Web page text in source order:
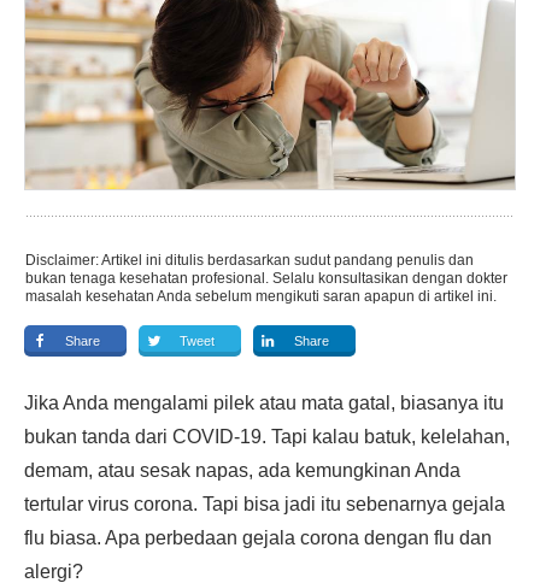
Disclaimer: Artikel ini ditulis berdasarkan sudut pandang penulis dan
bukan tenaga kesehatan profesional. Selalu konsultasikan dengan dokter
masalah kesehatan Anda sebelum mengikuti saran apapun di artikel ini.
Share Tweet Share
Jika Anda mengalami pilek atau mata gatal, biasanya itu
bukan tanda dari COVID-19. Tapi kalau batuk, kelelahan,
demam, atau sesak napas, ada kemungkinan Anda
tertular virus corona. Tapi bisa jadi itu sebenarnya gejala
flu biasa. Apa perbedaan gejala corona dengan flu dan
alergi?